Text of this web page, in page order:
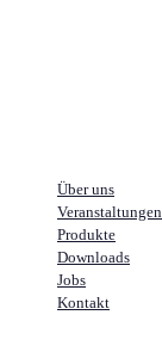
Über uns
Veranstaltungen
Produkte
Downloads
Jobs
Kontakt